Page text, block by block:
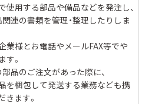
使用する部品や備品などを発注し、
連の書類を管理・整理したりしま
業様とお電話やメールFAX等でや
す。
品のご注文があった際に、
を梱包して発送する業務なども携
きます。